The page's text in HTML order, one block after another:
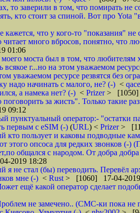
то заверили в том, что помирать не
кто стоит за спиной. Вот про Yota
что у кого-то "показания" не
читает много вбросов, понятно, что
01:06
моста был в том, что любителям
всякое г...но на этом уважаемом
уважаемом ресурсе резвятся без
надо начинать с малого, не? (-) <
а намека нет? (-) < Prizer> [1050]
за жисть". Только такие
09:12
пунктуальный оператор:- "остатки
первым с еSIM (-) (URL) < Prizer>
кто пользует и каковы подводные
этого опсоса для редких звонков (-)
общался с народом. От добра
2019 18:28
я не стал (бы) переводить. Перевёл
мне (-) < Rust > [1060] 17-04-
ещё какой оператор сделает
не замечено.. (СМС-ки пока